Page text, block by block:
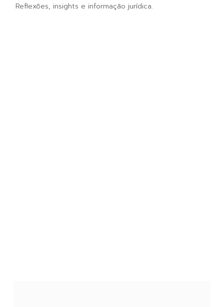
Reflexões, insights e informação jurídica.